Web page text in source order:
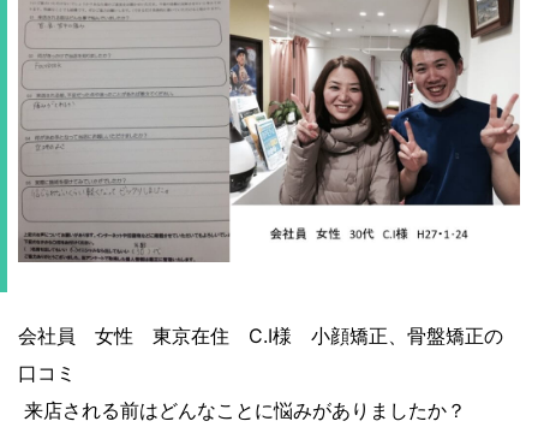
会社員 女性 東京在住 C.I様 小顔矯正、骨盤矯正の
口コミ
来店される前はどんなことに悩みがありましたか？